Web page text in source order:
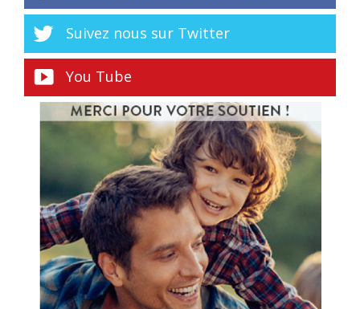
Suivez nous sur Twitter
You Tube